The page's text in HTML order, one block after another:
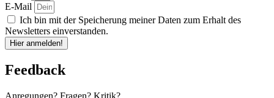
E-Mail
Ich bin mit der Speicherung meiner Daten zum Erhalt des
Newsletters einverstanden.
Hier anmelden!
Feedback